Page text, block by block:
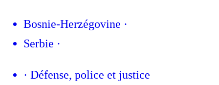
Bosnie-Herzégovine ·
Serbie ·
· Défense, police et justice